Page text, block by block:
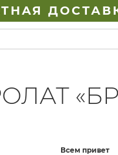
Всем привет